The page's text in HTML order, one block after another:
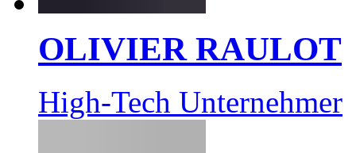
OLIVIER RAULOT
High-Tech Unternehmer